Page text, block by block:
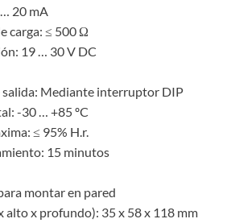
20 mA
carga: ≤ 500 Ω
19 … 30 V DC
salida: Mediante interruptor DIP
-30 … +85 ºC
≤ 95% H.r.
15 minutos
montar en pared
alto x profundo): 35 x 58 x 118 mm